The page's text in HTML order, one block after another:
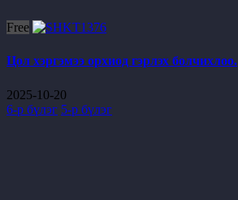
Free
Цол хэргэмээ орхиод гэрлэх болчихлоо.
2025-10-20
6-р бүлэг 5-р бүлэг